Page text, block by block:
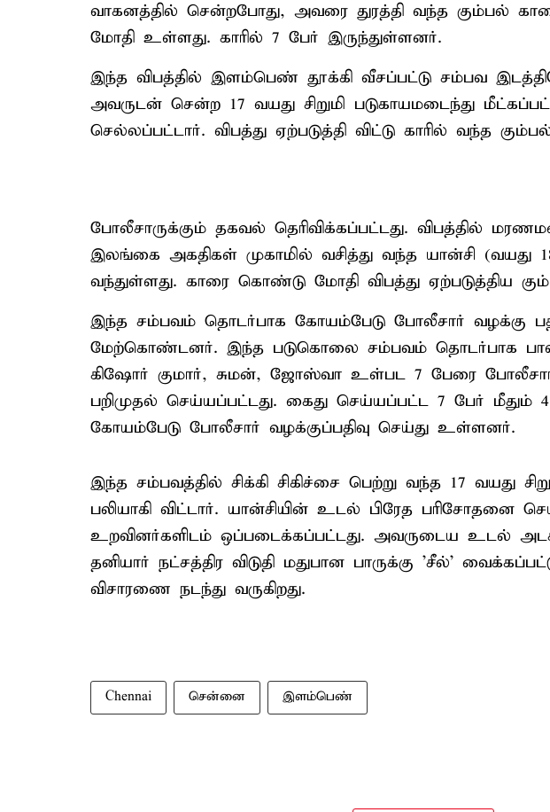
வாகனத்தில் சென்றபோது, அவரை துரத்தி வந்த கும்பல்
மோதி உள்ளது. காரில் 7 பேர் இருந்துள்ளனர்.
இந்த விபத்தில் இளம்பெண் தூக்கி வீசப்பட்டு சம்பவ
அவருடன் சென்ற 17 வயது சிறுமி படுகாயமடைந்து
செல்லப்பட்டார். விபத்து ஏற்படுத்தி விட்டு காரில் வந்த
போலீசாருக்கும் தகவல் தெரிவிக்கப்பட்டது. விபத்தில்
இலங்கை அகதிகள் முகாமில் வசித்து வந்த யான்சி (வயது
வந்துள்ளது. காரை கொண்டு மோதி விபத்து ஏற்படுத்திய
இந்த சம்பவம் தொடர்பாக கோயம்பேடு போலீசார் வழக்கு
மேற்கொண்டனர். இந்த படுகொலை சம்பவம் தொடர்பாக
கிஷோர் குமார், சுமன், ஜோஸ்வா உள்பட 7 பேரை
பறிமுதல் செய்யப்பட்டது. கைது செய்யப்பட்ட 7 பேர் மீதும் 4
கோயம்பேடு போலீசார் வழக்குப்பதிவு செய்து உள்ளனர்.
இந்த சம்பவத்தில் சிக்கி சிகிச்சை பெற்று வந்த 17 வயது
பலியாகி விட்டார். யான்சியின் உடல் பிரேத பரிசோதனை
உறவினர்களிடம் ஒப்படைக்கப்பட்டது. அவருடைய உடல்
தனியார் நட்சத்திர விடுதி மதுபான பாருக்கு 'சீல்'
விசாரணை நடந்து வருகிறது.
Chennai சென்னை இளம்பெண்